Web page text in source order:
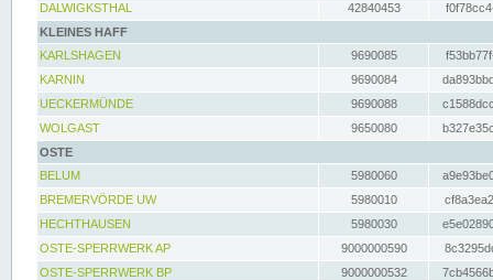
DALWIGKSTHAL
42840453
KLEINES HAFF
KARLSHAGEN
9690085
KARNIN
9690084
UECKERMÜNDE
9690088
WOLGAST
9650080
OSTE
BELUM
5980060
BREMERVÖRDE UW
5980010
HECHTHAUSEN
5980030
OSTE-SPERRWERK AP
9000000590
OSTE-SPERRWERK BP
9000000532